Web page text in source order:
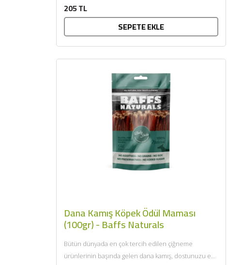
205 TL
SEPETE EKLE
Dana Kamış Köpek Ödül Maması
(100gr) - Baffs Naturals
Bütün dünyada en çok tercih edilen çiğneme
ürünlerinin başında gelen dana kamış, dostunuzu en